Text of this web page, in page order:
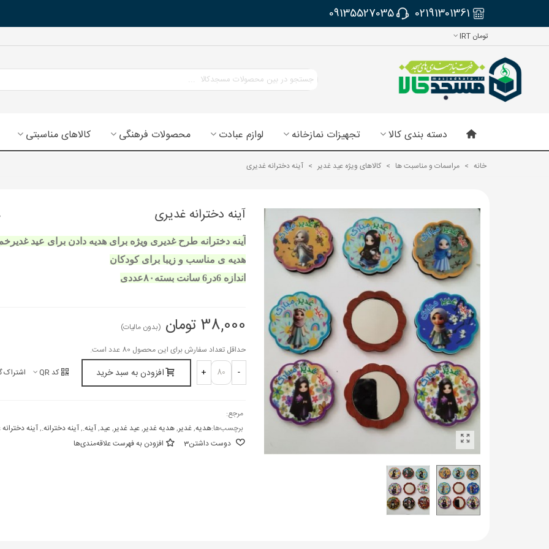
02191301361
09135527035
تومان IRT
دسته بندی کالا تجهیزات نمازخانه لوازم عبادت محصولات فرهنگی کالاهای مناسبتی
خانه > مراسمات و مناسبت ها > کالاهای ویژه عید غدیر > آینه دخترانه غدیری
آینه دخترانه غدیری
آینه دخترانه طرح غدیری ویژه برای هدیه دادن برای عید
هدیه ی مناسب و زیبا برای کودکان
اندازه 6در6 سانت
بسته۸۰عددی
38,000 تومان
(بدون مالیات)
حداقل تعداد سفارش برای این محصول 80 عدد است.
-
+ افزودن به سبد خرید کد QR اشتراک
مرجع:
برچسب‌ها:هدیه,غدیر,هدیه غدیر,عید غدیر,عید,آینه.,آینه دخترانه.,آینه
دوست داشتن3 افزودن به فهرست علاقه‌مندی‌ها